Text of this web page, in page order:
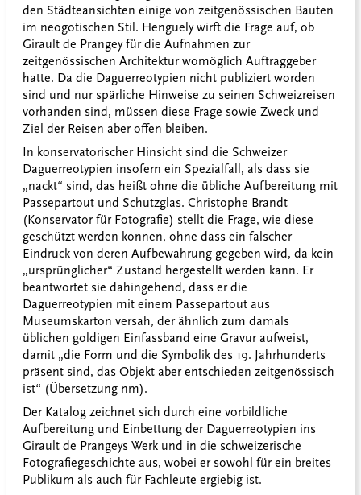
den Städteansichten einige von zeitgenössischen Bauten
im neogotischen Stil. Henguely wirft die Frage auf, ob
Girault de Prangey für die Aufnahmen zur
zeitgenössischen Architektur womöglich Auftraggeber
hatte. Da die Daguerreotypien nicht publiziert worden
sind und nur spärliche Hinweise zu seinen Schweizreisen
vorhanden sind, müssen diese Frage sowie Zweck und
Ziel der Reisen aber offen bleiben.
In konservatorischer Hinsicht sind die Schweizer
Daguerreotypien insofern ein Spezialfall, als dass sie
„nackt“ sind, das heißt ohne die übliche Aufbereitung mit
Passepartout und Schutzglas. Christophe Brandt
(Konservator für Fotografie) stellt die Frage, wie diese
geschützt werden können, ohne dass ein falscher
Eindruck von deren Aufbewahrung gegeben wird, da kein
„ursprünglicher“ Zustand hergestellt werden kann. Er
beantwortet sie dahingehend, dass er die
Daguerreotypien mit einem Passepartout aus
Museumskarton versah, der ähnlich zum damals
üblichen goldigen Einfassband eine Gravur aufweist,
damit „die Form und die Symbolik des 19. Jahrhunderts
präsent sind, das Objekt aber entschieden zeitgenössisch
ist“ (Übersetzung nm).
Der Katalog zeichnet sich durch eine vorbildliche
Aufbereitung und Einbettung der Daguerreotypien ins
Girault de Prangeys Werk und in die schweizerische
Fotografiegeschichte aus, wobei er sowohl für ein breites
Publikum als auch für Fachleute ergiebig ist.